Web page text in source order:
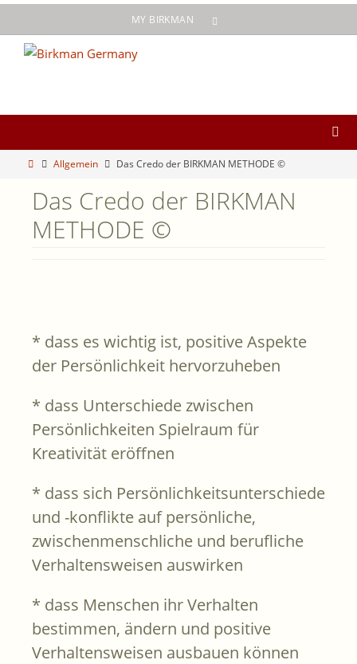
Inhalt
springen
MY BIRKMAN
StartAllgemein Das Credo der BIRKMAN METHODE ©
Das Credo der BIRKMAN
METHODE ©
* dass es wichtig ist, positive Aspekte
der Persönlichkeit hervorzuheben
* dass Unterschiede zwischen
Persönlichkeiten Spielraum für
Kreativität eröffnen
* dass sich Persönlichkeitsunterschiede
und -konflikte auf persönliche,
zwischenmenschliche und berufliche
Verhaltensweisen auswirken
* dass Menschen ihr Verhalten
bestimmen, ändern und positive
Verhaltensweisen ausbauen können